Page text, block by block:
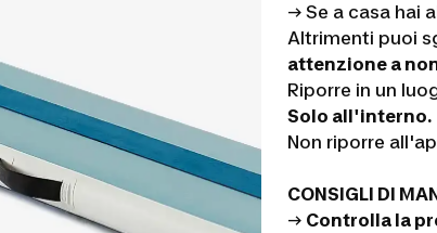
→ Se a casa hai
Altrimenti puoi
attenzione a
Riporre in un
Solo all'interno.
Non riporre
CONSIGLI DI
→ Controlla la